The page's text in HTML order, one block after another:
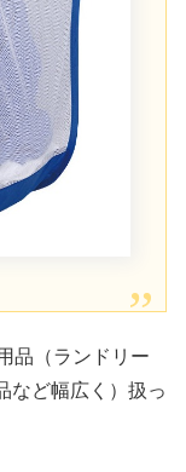
品（ランドリー
など幅広く）扱っ